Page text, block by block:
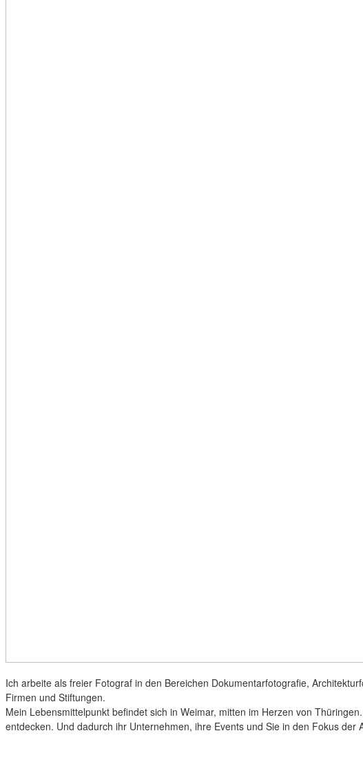
Ich arbeite als freier Fotograf in den Bereichen Dokumentarfotografie,
Firmen und Stiftungen.
Mein Lebensmittelpunkt befindet sich in Weimar, mitten im Herzen von
entdecken. Und dadurch ihr Unternehmen, ihre Events und Sie in den Fokus der